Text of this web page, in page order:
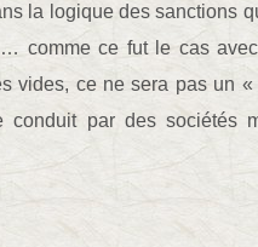
la logique des sanctions
comme ce fut le cas
vides, ce ne sera pas un «
conduit par des sociétés